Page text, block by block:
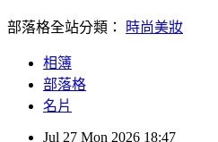
部落格全站分類： 時尚美妝
相簿
部落格
名片
Jul 27 Mon 2026 18:47